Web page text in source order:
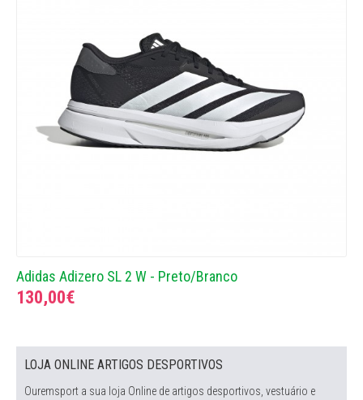
Adidas Adizero SL 2 W - Preto/Branco
130,00€
LOJA ONLINE ARTIGOS DESPORTIVOS
Ouremsport a sua loja Online de artigos desportivos, vestuário e